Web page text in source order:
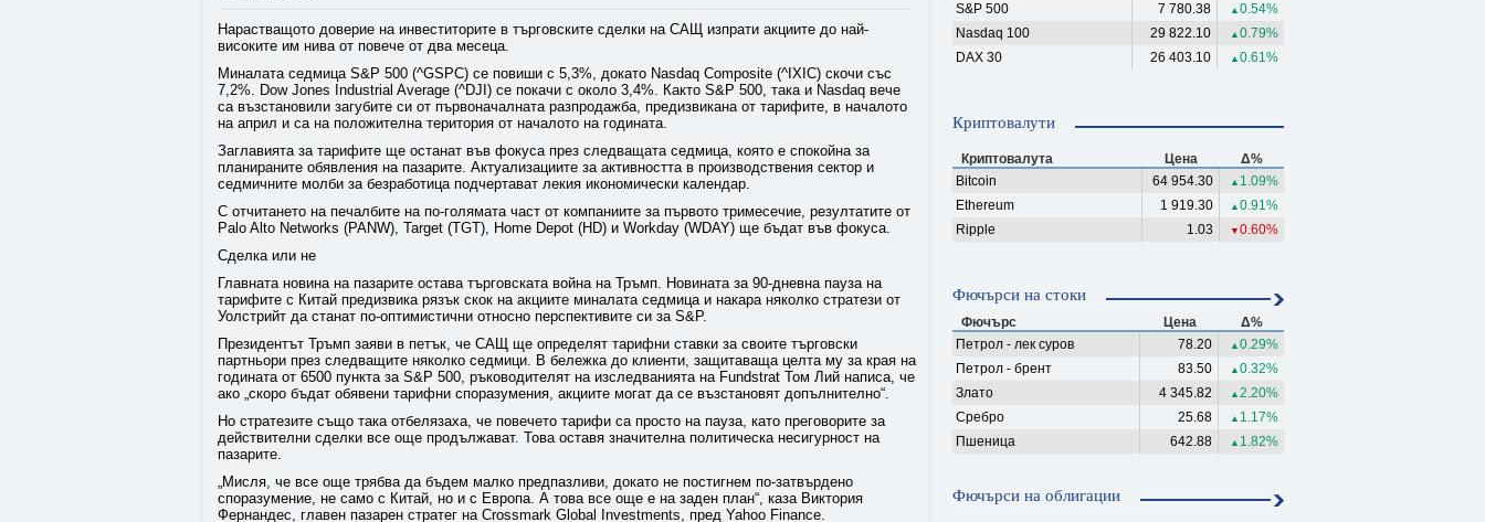
Нарастващото доверие на инвеститорите в търговските сделки на САЩ изпрати акциите до най-
високите им нива от повече от два месеца.
Миналата седмица S&P 500 (^GSPC) се повиши с 5,3%, докато Nasdaq Composite (^IXIC) скочи със
7,2%. Dow Jones Industrial Average (^DJI) се покачи с около 3,4%. Както S&P 500, така и Nasdaq вече
са възстановили загубите си от първоначалната разпродажба, предизвикана от тарифите, в началото
на април и са на положителна територия от началото на годината.
Заглавията за тарифите ще останат във фокуса през следващата седмица, която е спокойна за
планираните обявления на пазарите. Актуализациите за активността в производствения сектор и
седмичните молби за безработица подчертават лекия икономически календар.
С отчитането на печалбите на по-голямата част от компаниите за първото тримесечие, резултатите от
Palo Alto Networks (PANW), Target (TGT), Home Depot (HD) и Workday (WDAY) ще бъдат във фокуса.
Сделка или не
Главната новина на пазарите остава търговската война на Тръмп. Новината за 90-дневна пауза на
тарифите с Китай предизвика рязък скок на акциите миналата седмица и накара няколко стратези от
Уолстрийт да станат по-оптимистични относно перспективите си за S&P.
Президентът Тръмп заяви в петък, че САЩ ще определят тарифни ставки за своите търговски
партньори през следващите няколко седмици. В бележка до клиенти, защитаваща целта му за края на
годината от 6500 пункта за S&P 500, ръководителят на изследванията на Fundstrat Том Лий написа, че
ако „скоро бъдат обявени тарифни споразумения, акциите могат да се възстановят допълнително“.
Но стратезите също така отбелязаха, че повечето тарифи са просто на пауза, като преговорите за
действителни сделки все още продължават. Това оставя значителна политическа несигурност на
пазарите.
„Мисля, че все още трябва да бъдем малко предпазливи, докато не постигнем по-затвърдено
споразумение, не само с Китай, но и с Европа. А това все още е на заден план“, каза Виктория
Фернандес, главен пазарен стратег на Crossmark Global Investments, пред Yahoo Finance.
S&P 500
7 780.38 ▲ 0.54%
Nasdaq 100
29 822.10 ▲ 0.79%
DAX 30
26 403.10 ▲ 0.61%
Криптовалути
Криптовалута Цена
Δ%
Bitcoin
64 954.30 ▲ 1.09%
Ethereum
1 919.30 ▲ 0.91%
Ripple
1.03 ▼ 0.60%
Фючърси на стоки
Фючърс Цена
Δ%
Петрол - лек суров
78.20 ▲ 0.29%
Петрол - брент
83.50 ▲ 0.32%
Злато
4 345.82 ▲ 2.20%
Сребро
25.68 ▲ 1.17%
Пшеница
642.88 ▲ 1.82%
Фючърси на облигации